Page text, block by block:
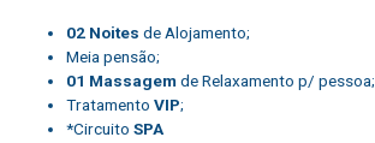
02 Noites de Alojamento;
Meia pensão;
01 Massagem de Relaxamento p/ pessoa;
Tratamento VIP;
*Circuito SPA